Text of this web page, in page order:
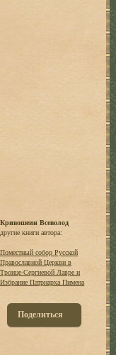
Кривошеин Всеволод
другие книги автора:
Поместный собор Русской
Православной Церкви в
Троице-Сергиевой Лавре и
Избрание Патриарха Пимена
Поделиться